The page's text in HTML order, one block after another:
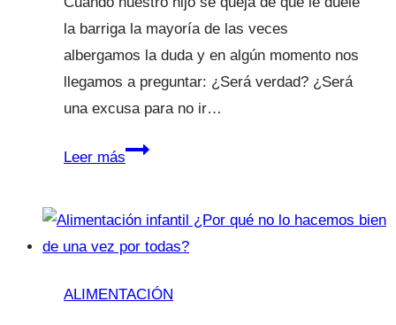
la barriga la mayoría de las veces
albergamos la duda y en algún momento nos
llegamos a preguntar: ¿Será verdad? ¿Será
una excusa para no ir…
Leer más“Mamá,
duele
la
ALIMENTACIÓN